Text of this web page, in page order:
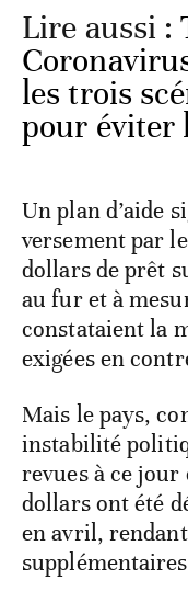
Lire aussi :
les trois
pour éviter
Un plan d’aide
versement par
dollars de prêt
au fur et à
constataient la
exigées en
Mais le pays,
instabilité
revues à ce
dollars ont été
en avril,